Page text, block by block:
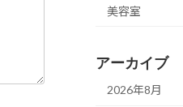
美容室
アーカイブ
2026年8月